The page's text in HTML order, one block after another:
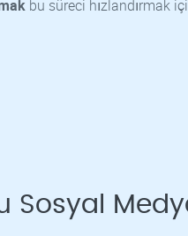
bu süreci hızlandırmak
Sosyal